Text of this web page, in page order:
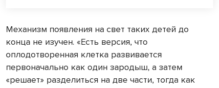
Механизм появления на свет таких детей до
конца не изучен. «Есть версия, что
оплодотворенная клетка развивается
первоначально как один зародыш, а затем
«решает» разделиться на две части, тогда как